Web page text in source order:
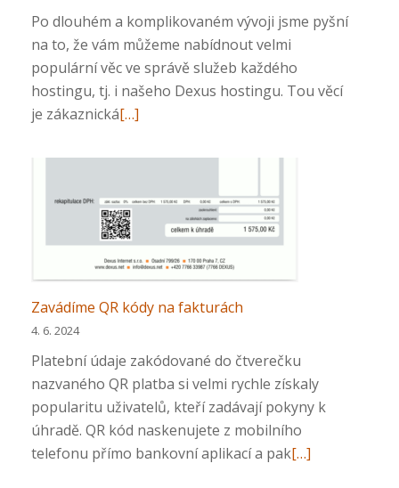
Po dlouhém a komplikovaném vývoji jsme pyšní
na to, že vám můžeme nabídnout velmi
populární věc ve správě služeb každého
hostingu, tj. i našeho Dexus hostingu. Tou věcí
je zákaznickáPřečtěte
více
Poskytujeme
zákaznickou
[…]
Zavádíme QR kódy na fakturách
4. 6. 2024
Platební údaje zakódované do čtverečku
nazvaného QR platba si velmi rychle získaly
popularitu uživatelů, kteří zadávají pokyny k
úhradě. QR kód naskenujete z mobilního
telefonu přímo bankovní aplikací a pakPřečtěte
[…]